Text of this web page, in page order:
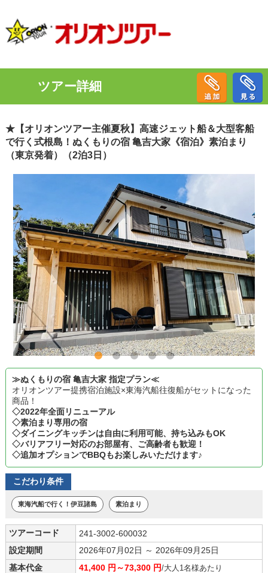
ツアー詳細
★【オリオンツアー主催夏秋】高速ジェット船＆大型客船
で行く式根島！ぬくもりの宿 亀吉大家《宿泊》素泊まり
（東京発着）（2泊3日）
≫ぬくもりの宿 亀吉大家 指定プラン≪
オリオンツアー提携宿泊施設×東海汽船往復船がセットになった
商品！
◇2022年全面リニューアル
◇素泊まり専用の宿
◇ダイニングキッチンは自由に利用可能、持ち込みもOK
◇バリアフリー対応のお部屋有、ご高齢者も歓迎！
◇追加オプションでBBQもお楽しみいただけます♪
こだわり条件
東海汽船で行く！伊豆諸島 素泊まり
ツアーコード
241-3002-600032
設定期間
2026年07月02日 ～ 2026年09月25日
基本代金
41,400 円～73,300 円/大人1名様あたり